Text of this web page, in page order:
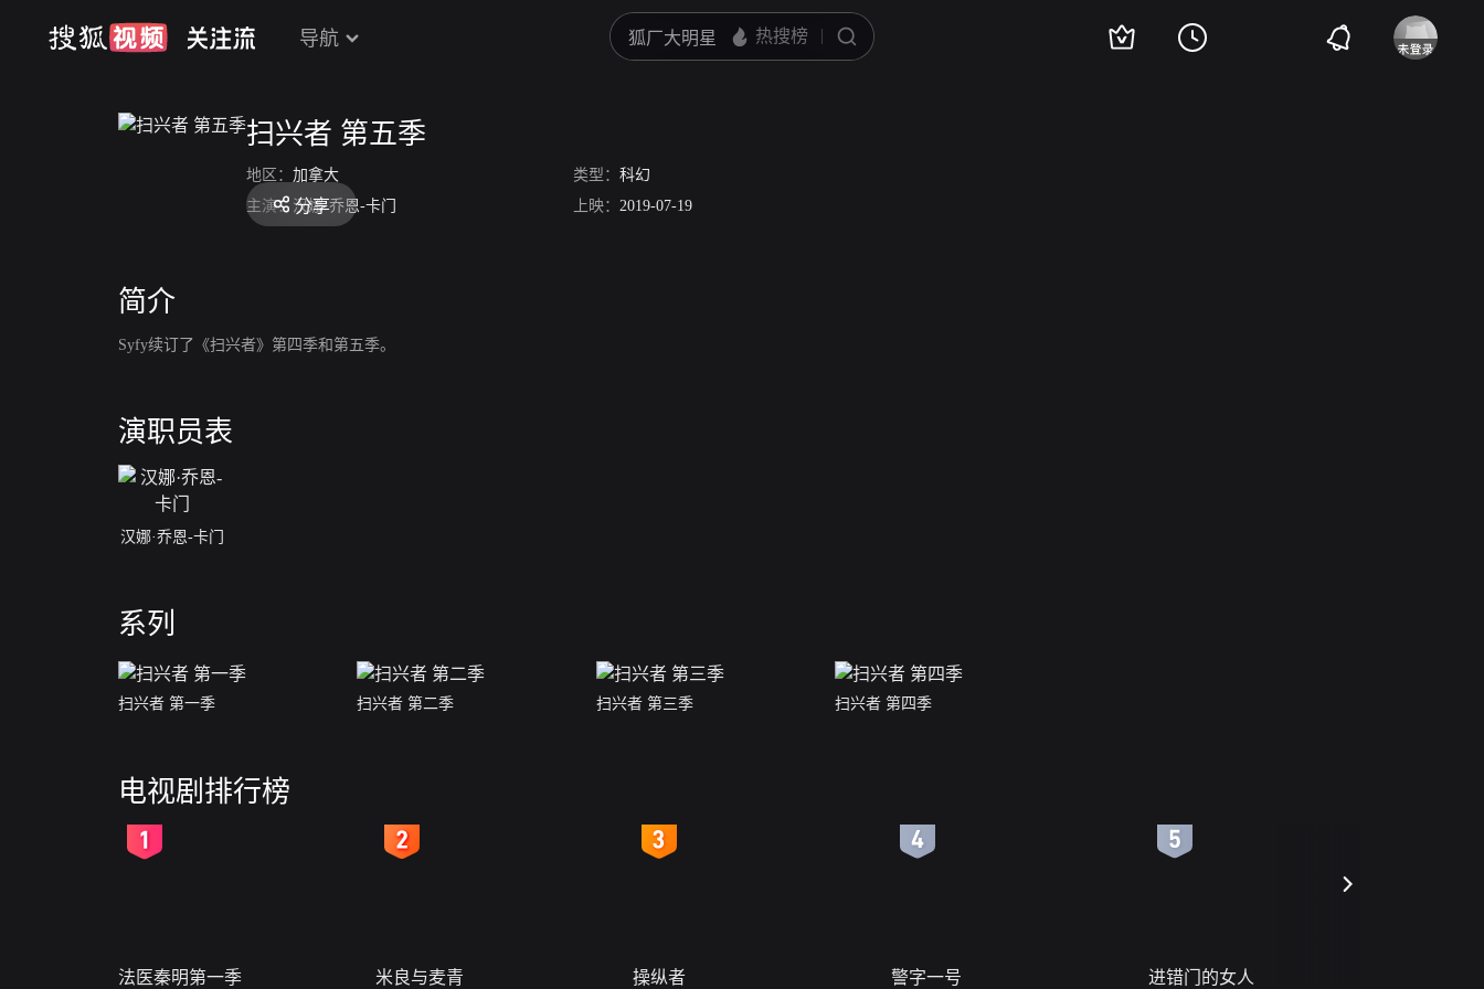
导航
扫兴者 第五季
地区： 加拿大 类型： 科幻
主演： 汉娜·乔恩-卡门 上映： 2019-07-19
分享
简介
Syfy续订了《扫兴者》第四季和第五季。
演职员表
汉娜·乔恩-卡门
系列
扫兴者 第一季 扫兴者 第二季 扫兴者 第三季 扫兴者 第四季
电视剧排行榜
法医秦明第一季 米良与麦青 操纵者 警字一号 进错门的女人